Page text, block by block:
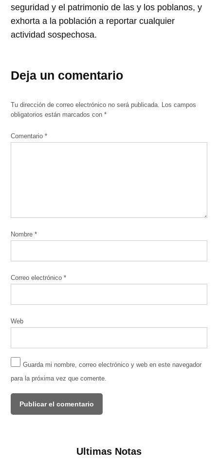
seguridad y el patrimonio de las y los poblanos, y
exhorta a la población a reportar cualquier
actividad sospechosa.
Deja un comentario
Tu dirección de correo electrónico no será publicada. Los campos
obligatorios están marcados con*
Comentario*
Nombre*
Correo electrónico*
Web
Guarda mi nombre, correo electrónico y web en este navegador
para la próxima vez que comente.
Ultimas Notas